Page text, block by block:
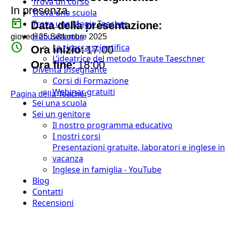
Trova una scuola
Trova una Magic Teacher
Hocus&Lotus
La ricerca scientifica
L’ideatrice del metodo Traute Taeschner
Diventa Insegnante
Corsi di Formazione
Webinar gratuiti
Sei una scuola
Sei un genitore
Il nostro programma educativo
I nostri corsi
Presentazioni gratuite, laboratori e inglese in
vacanza
Inglese in famiglia - YouTube
Blog
Contatti
Recensioni
In presenza
today Data della presentazione:
giovedì 25 Settembre 2025
watch_later Ora inizio:17:00
Ora fine:18:00
Pagina della Teacher